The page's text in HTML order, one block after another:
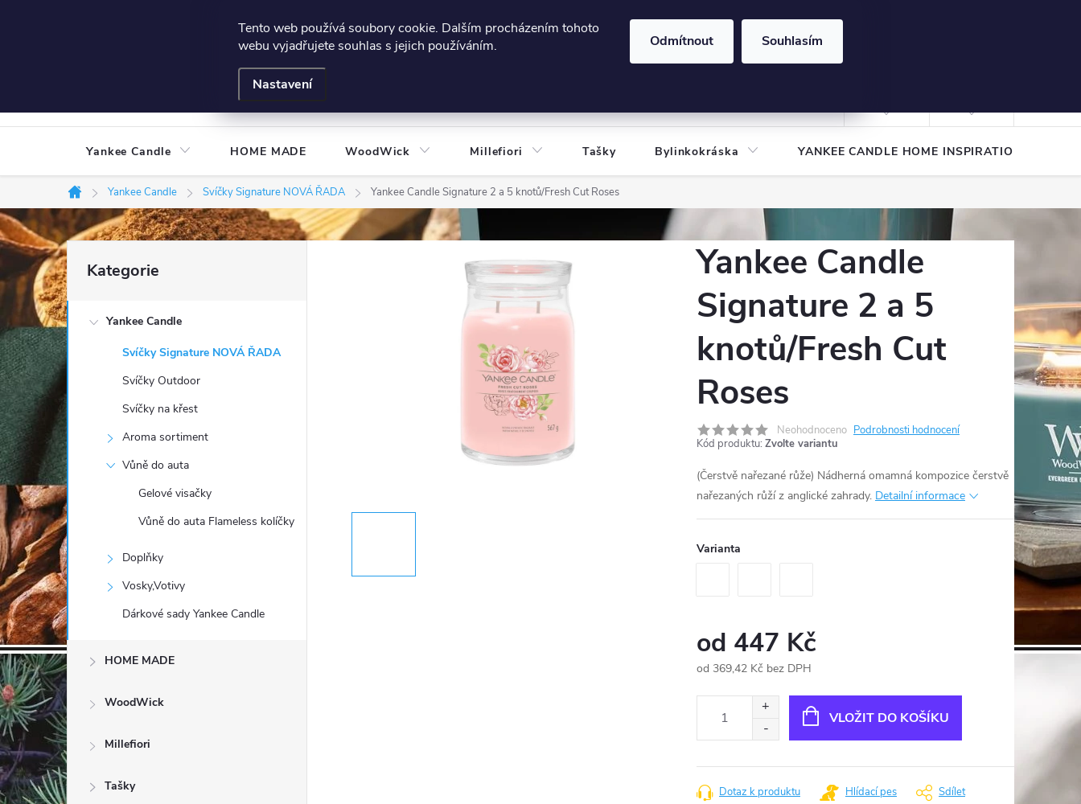
Tento web používá soubory cookie. Dalším procházením tohoto
webu vyjadřujete souhlas s jejich používáním.
Nastavení
Odmítnout Souhlasím
606124443
Podmínky e-shopu Podmínky ochrany osobních údajů
Yankee Candle HOME MADE WoodWick Millefiori Tašky Bylinkokráska YANKEE CANDLE HOME INSPIRATION
Domů
Yankee Candle Svíčky Signature NOVÁ ŘADA Yankee Candle Signature 2 a 5 knotů/Fresh Cut Roses
P
o
s
r
a
n
n
í
p
a
n
e
l
kategorie
Kategorie
Yankee Candle
Svíčky Signature NOVÁ ŘADA
Svíčky Outdoor
Svíčky na křest
Aroma sortiment
Vůně do auta
Gelové visačky
Vůně do auta Flameless kolíčky
Doplňky
Vosky,Votivy
Dárkové sady Yankee Candle
HOME MADE
WoodWick
Millefiori
Tašky
Yankee Candle
Signature 2 a 5
knotů/Fresh Cut
Roses
Neohodnoceno Podrobnosti hodnocení
Kód produktu: Zvolte variantu
(Čerstvě nařezané růže) Nádherná omamná kompozice čerstvě
nařezaných růží z anglické zahrady. Detailní informace
Varianta
od 447 Kč
od 369,42 Kč bez DPH
VLOŽIT DO KOŠÍKU
Dotaz k produktu Hlídací pes Sdílet